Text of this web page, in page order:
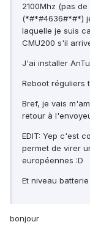
2100Mhz (pas
(*#*#4636#*#*)
laquelle je suis
CMU200 s'il
J'ai installer
Reboot réguliers
Bref, je vais
retour à
EDIT: Yep c'est
permet de virer
européennes :D
Et niveau
bonjour